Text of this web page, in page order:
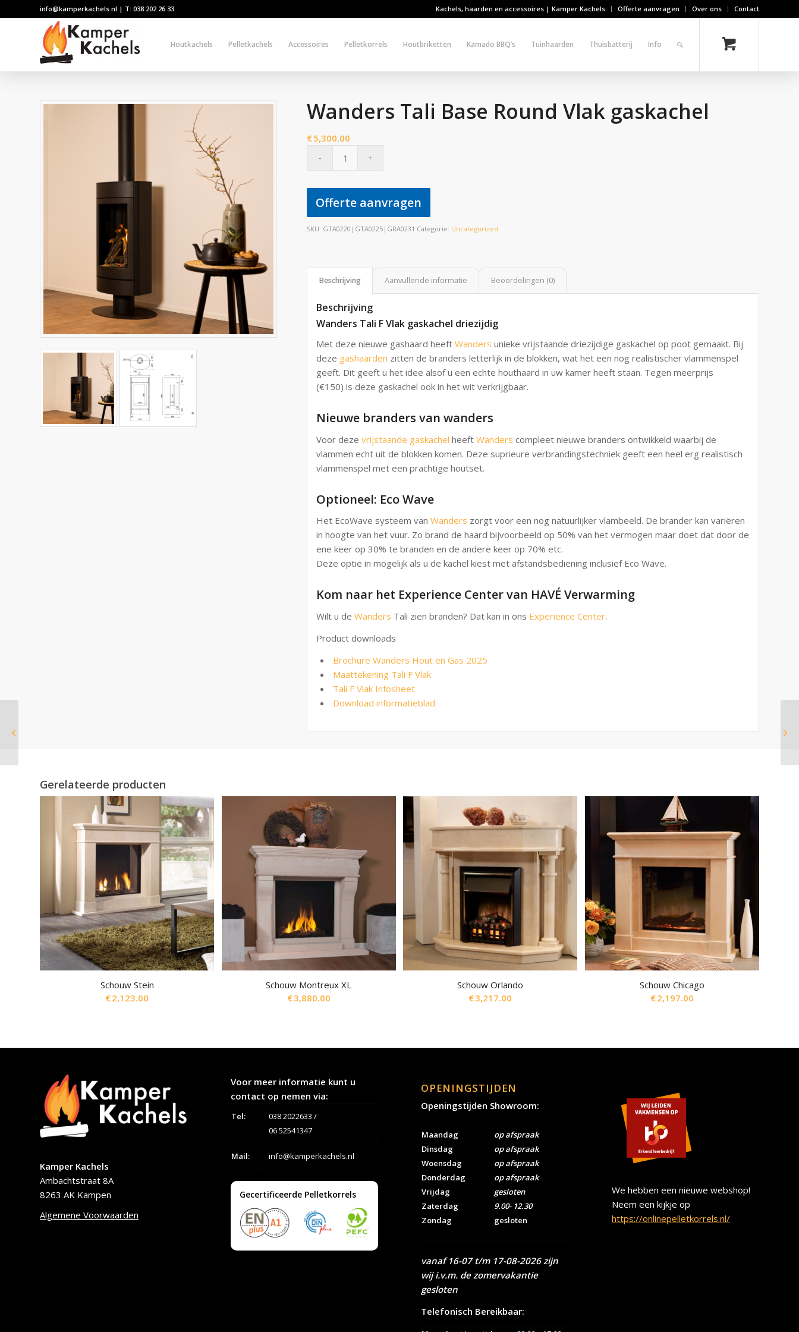
Kachels, haarden en accessoires | Kamper Kachels Offerte aanvragen Over ons Contact
info@kamperkachels.nl | T: 038 202 26 33
Houtkachels Pelletkachels Accessoires Pelletkorrels Houtbriketten Kamado BBQ’s Tuinhaarden Thuisbatterij Info
Wanders Tali Base Round Vlak gaskachel
€5,300.00
Offerte aanvragen
SKU: GTA0220|GTA0225|GRA0231 Categorie: Uncategorized
Beschrijving Aanvullende informatie Beoordelingen (0)
Beschrijving
Wanders Tali F Vlak gaskachel driezijdig
Met deze nieuwe gashaard heeftWanders unieke vrijstaande driezijdige gaskachel op poot gemaakt. Bij
deze gashaarden zitten de branders letterlijk in de blokken, wat het een nog realistischer vlammenspel
geeft. Dit geeft u het idee alsof u een echte houthaard in uw kamer heeft staan. Tegen meerprijs
(€150) is deze gaskachel ook in het wit verkrijgbaar.
Nieuwe branders van wanders
Voor dezevrijstaande gaskachel heeftWanders compleet nieuwe branders ontwikkeld waarbij de
vlammen echt uit de blokken komen. Deze suprieure verbrandingstechniek geeft een heel erg realistisch
vlammenspel met een prachtige houtset.
Optioneel: Eco Wave
Het EcoWave systeem vanWanders zorgt voor een nog natuurlijker vlambeeld. De brander kan variëren
in hoogte van het vuur. Zo brand de haard bijvoorbeeld op 50% van het vermogen maar doet dat door de
ene keer op 30% te branden en de andere keer op 70% etc.
Deze optie in mogelijk als u de kachel kiest met afstandsbediening inclusief Eco Wave.
Kom naar het Experience Center van HAVÉ Verwarming
Wilt u deWanders Tali zien branden? Dat kan in ons Experience Center.
Product downloads
Brochure Wanders Hout en Gas 2025
Maattekening Tali F Vlak
Tali F Vlak Infosheet
Download informatieblad
Gerelateerde producten
Schouw Stein
€2,123.00
Schouw Montreux XL
€3,880.00
Schouw Orlando
€3,217.00
Schouw Chicago
€2,197.00
Kamper Kachels
Ambachtstraat 8A
8263 AK Kampen
Algemene Voorwaarden
Voor meer informatie kunt u
contact op nemen via:
Tel: 038 2022633 /
06 52541347
Mail: info@kamperkachels.nl
Gecertificeerde Pelletkorrels
OPENINGSTIJDEN
Openingstijden Showroom:
Maandag
Dinsdag
Woensdag
Donderdag
Vrijdag
Zaterdag
Zondag
op afspraak
op afspraak
op afspraak
op afspraak
gesloten
9.00- 12.30
gesloten
vanaf 16-07 t/m 17-08-2026 zijn
wij i.v.m. de zomervakantie
gesloten
Telefonisch Bereikbaar:
We hebben een nieuwe webshop!
Neem een kijkje op
https://onlinepelletkorrels.nl/